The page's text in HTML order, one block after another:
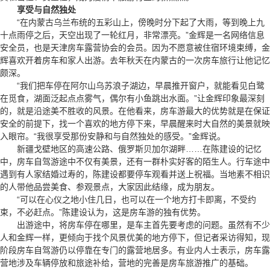
享受与自然独处
“在内蒙古乌兰布统的五彩山上，傍晚时分下起了大雨，等到晚上九
十点雨停之后，天空出现了一轮红月，非常漂亮。”金辉是一名网络信息
安全员，也是天津房车露营协会的会员。因为不愿意被住宿环境束缚，金
辉喜欢开着房车和家人出游。去年秋天在内蒙古的一次房车旅行让他记忆
颇深。
“我们把车停在阿尔山乌苏浪子湖边，早晨推开窗户，就能看见白鹭
在觅食，湖面泛起点点雾气，偶尔有小鱼跳出水面。”让金辉印象最深刻
的，就是沿途美不胜收的风景。在他看来，房车游最大的优势就是在保证
安全的前提下，找一个喜欢的地方停下来，早晨醒来时大自然的美景就映
入眼帘。“我很享受那份安静和与自然独处的感受。”金辉说。
新疆戈壁地区的高速公路、俄罗斯贝加尔湖畔……在陈建设的记忆
中，房车自驾游途中不仅有美景，还有一群朴实好客的陌生人。行车途中
遇到有人家结婚过寿的，陈建设都要停车观看并送上祝福。当地素不相识
的人带他品尝美食、参观景点，大家因此结缘，成为朋友。
“可以在心仪之地小住几日，也可以在一个地方打卡即离，不受约
束，不必赶点。”陈建设认为，这是房车游的独有优势。
出游途中，将房车停在哪里，是车主首先要考虑的问题。虽然有不少
人和金辉一样，更倾向于找个风景优美的地方停下，但记者采访得知，现
阶段房车自驾游仍以停靠在专门的露营地居多。有业内人士表示，房车露
营地涉及车辆停放和旅途补给，营地的完善是房车旅游推广的基础。